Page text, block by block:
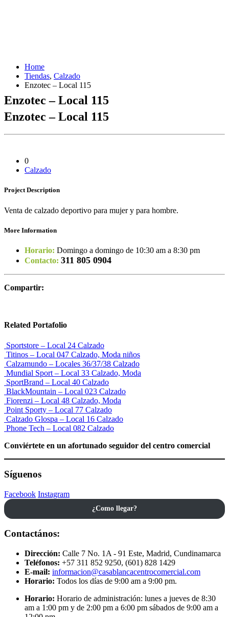
Home
Tiendas, Calzado
Enzotec – Local 115
Enzotec – Local 115
Enzotec – Local 115
0
Calzado
ProjectDescription
Venta de calzado deportivo para mujer y para hombre.
More Information
Horario: Domingo a domingo de 10:30 am a 8:30 pm
Contacto: 311 805 0904
Compartir:
Related Portafolio
Sportstore – Local 24 Calzado
Titinos – Local 047 Calzado, Moda niños
Calzamundo – Locales 36/37/38 Calzado
Mundial Sport – Local 33 Calzado, Moda
SportBrand – Local 40 Calzado
BlackMountain – Local 023 Calzado
Fiorenzi – Local 48 Calzado, Moda
Point Sporty – Local 77 Calzado
Calzado Glospa – Local 16 Calzado
Phone Tech – Local 082 Calzado
Conviértete en un afortunado seguidor del centro comercial
Síguenos
Facebook Instagram
¿Como llegar?
Contactános:
Dirección: Calle 7 No. 1A - 91 Este, Madrid, Cundinamarca
Teléfonos: +57 311 852 9250, (601) 828 1429
E-mail: informacion@casablancacentrocomercial.com
Horario: Todos los días de 9:00 am a 9:00 pm.
Horario: Horario de administración: lunes a jueves de 8:30
am a 1:00 pm y de 2:00 pm a 6:00 pm sábados de 9:00 am a